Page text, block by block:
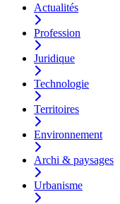
Actualités
Profession
Juridique
Technologie
Territoires
Environnement
Archi & paysages
Urbanisme